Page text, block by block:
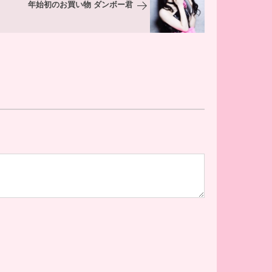
年始初のお買い物 ダンボー君